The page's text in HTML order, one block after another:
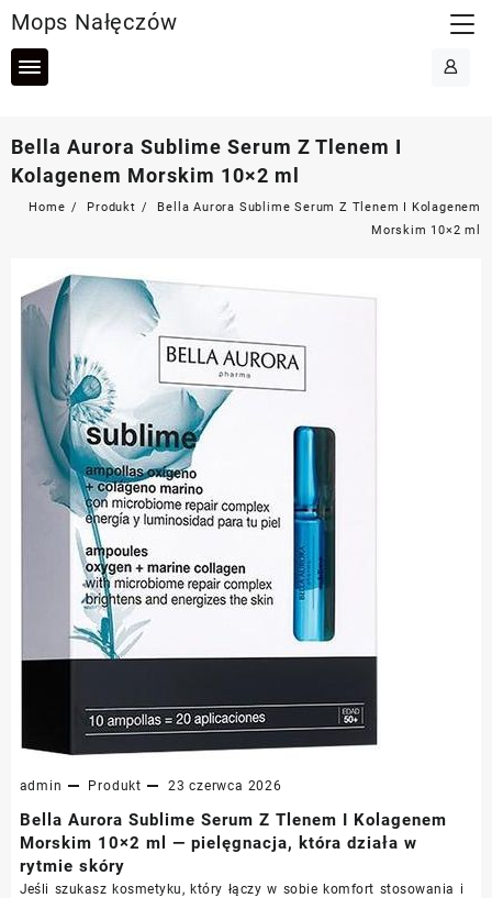
to
content
Mops Nałęczów
Bella Aurora Sublime Serum Z Tlenem I
Kolagenem Morskim 10×2 ml
Home Produkt
Bella Aurora Sublime Serum Z Tlenem I Kolagenem
Morskim 10×2 ml
admin Produkt 23 czerwca 2026
Bella Aurora Sublime Serum Z Tlenem I Kolagenem
Morskim 10×2 ml — pielęgnacja, która działa w
rytmie skóry
Jeśli szukasz kosmetyku, który łączy w sobie komfort stosowania i